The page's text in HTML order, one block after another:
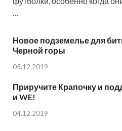
…
Новое подземелье для
Черной горы
05.12.2019
Приручите Крапочку и
и WE!
04.12.2019